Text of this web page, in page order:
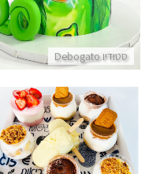
סטודיו Debogato
מארז קינוחים לשבועות
התקשר/י